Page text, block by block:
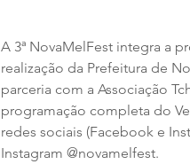
A 3ª NovaMelFest integra a
realização da Prefeitura de
parceria com a Associação
programação completa do
redes sociais (Facebook e
Instagram @novamelfest.